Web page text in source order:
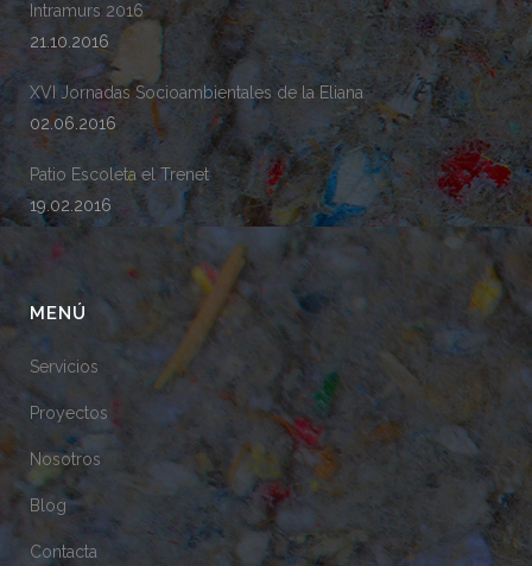
Intramurs 2016
21.10.2016
XVI Jornadas Socioambientales de la Eliana
02.06.2016
Patio Escoleta el Trenet
19.02.2016
MENÚ
Servicios
Proyectos
Nosotros
Blog
Contacta